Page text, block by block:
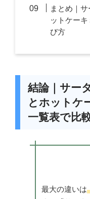
まとめ｜
ットケー
び方
結論｜サー
とホットケ
一覧表で比
最大の違いは